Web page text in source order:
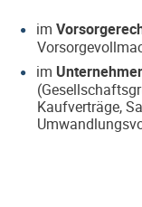
im
im
Kaufverträge,